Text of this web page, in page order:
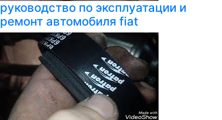
руководство по эксплуатации и
ремонт автомобиля fiat